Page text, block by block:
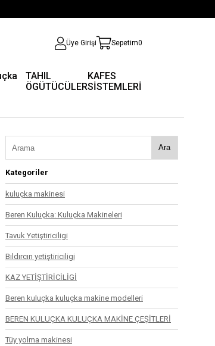
Üye Girişi Sepetim0
TAHIL
ÖGÜTÜCÜLER
KAFES
SİSTEMLERİ
Ara
Kategoriler
kuluçka makinesi
Beren Kuluçka: Kuluçka Makineleri
Tavuk Yetiştiriciligi
Bıldırcın yetiştiriciligi
KAZ YETİŞTİRİCİLİGİ
Beren kuluçka kuluçka makine modelleri
BEREN KULUÇKA KULUÇKA MAKİNE ÇEŞİTLERİ
Tüy yolma makinesi